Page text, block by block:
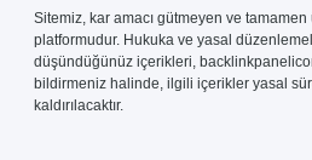
Sitemiz, kar amacı gütmeyen ve
platformudur. Hukuka ve yasal
düşündüğünüz içerikleri,
bildirmeniz halinde, ilgili içerikler yasal
kaldırılacaktır.